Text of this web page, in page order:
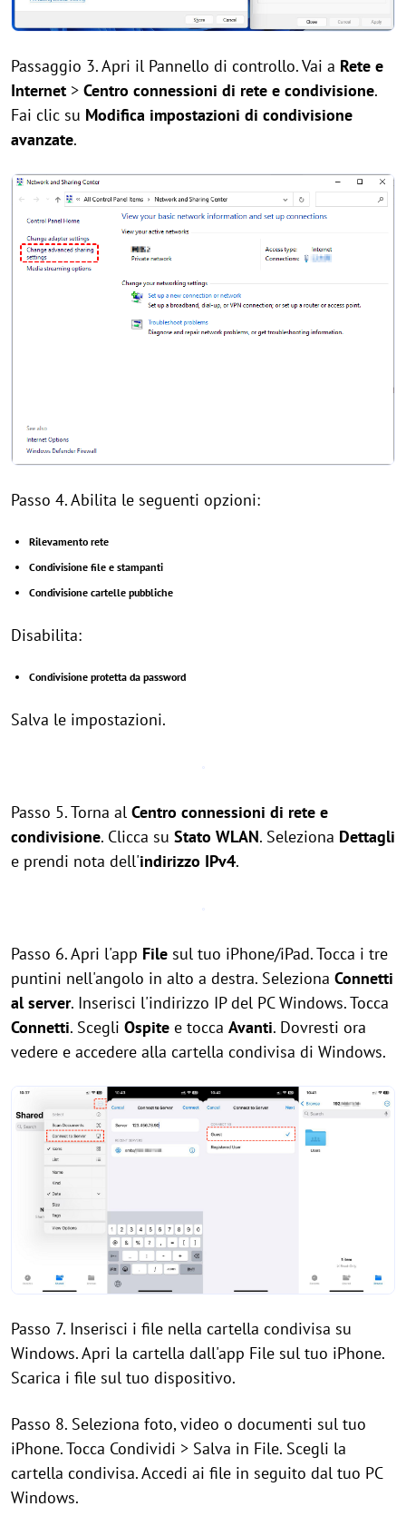
Passaggio 3. Apri il Pannello di controllo. Vai a Rete e
Internet > Centro connessioni di rete e condivisione.
Fai clic su Modifica impostazioni di condivisione
avanzate.
Passo 4. Abilita le seguenti opzioni:
Rilevamento rete
Condivisione file e stampanti
Condivisione cartelle pubbliche
Disabilita:
Condivisione protetta da password
Salva le impostazioni.
Passo 5. Torna al Centro connessioni di rete e
condivisione. Clicca su Stato WLAN. Seleziona Dettagli
e prendi nota dell'indirizzo IPv4.
Passo 6. Apri l'app File sul tuo iPhone/iPad. Tocca i tre
puntini nell'angolo in alto a destra. Seleziona Connetti
al server. Inserisci l'indirizzo IP del PC Windows. Tocca
Connetti. Scegli Ospite e tocca Avanti. Dovresti ora
vedere e accedere alla cartella condivisa di Windows.
Passo 7. Inserisci i file nella cartella condivisa su
Windows. Apri la cartella dall'app File sul tuo iPhone.
Scarica i file sul tuo dispositivo.
Passo 8. Seleziona foto, video o documenti sul tuo
iPhone. Tocca Condividi > Salva in File. Scegli la
cartella condivisa. Accedi ai file in seguito dal tuo PC
Windows.